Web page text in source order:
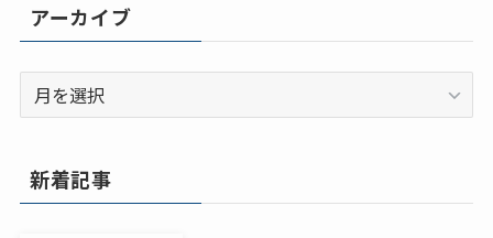
アーカイブ
ー
イ
ブ
新着記事